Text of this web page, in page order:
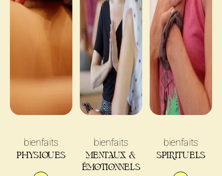
bienfaits
PHYSIQUES
bienfaits
MENTAUX &
ÉMOTIONNELS
bienfaits
SPIRITUELS